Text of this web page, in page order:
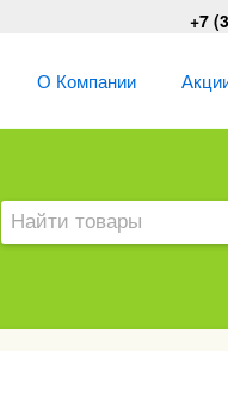
+7
О Компании